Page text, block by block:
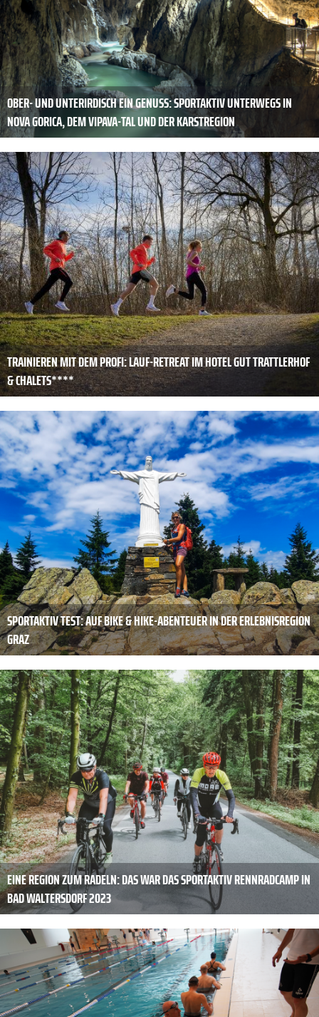
OBER- UND UNTERIRDISCH EIN GENUSS: SPORTAKTIV UNTERWEGS IN
NOVA GORICA, DEM VIPAVA-TAL UND DER KARSTREGION
TRAINIEREN MIT DEM PROFI: LAUF-RETREAT IM HOTEL GUT TRATTLERHOF
& CHALETS****
SPORTAKTIV TEST: AUF BIKE & HIKE-ABENTEUER IN DER ERLEBNISREGION
GRAZ
EINE REGION ZUM RADELN: DAS WAR DAS SPORTAKTIV RENNRADCAMP IN
BAD WALTERSDORF 2023